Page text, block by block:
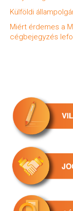
Külföldi
Miért érdemes a
cégbejegyzés